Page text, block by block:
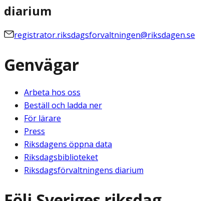
diarium
registrator.riksdagsforvaltningen@riksdagen.se
Genvägar
Arbeta hos oss
Beställ och ladda ner
För lärare
Press
Riksdagens öppna data
Riksdagsbiblioteket
Riksdagsförvaltningens diarium